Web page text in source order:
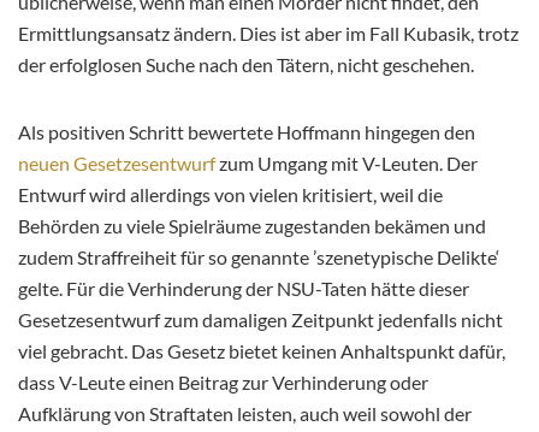
Ermittlungsansatz ändern. Dies ist aber im Fall Kubasik, trotz
der erfolglosen Suche nach den Tätern, nicht geschehen.
Als positiven Schritt bewertete Hoffmann hingegen den
neuen Gesetzesentwurfzum Umgang mit V-Leuten. Der
Entwurf wird allerdings von vielen kritisiert, weil die
Behörden zu viele Spielräume zugestanden bekämen und
zudemStraffreiheit für so genannte ’szenetypische Delikte‘
gelte. Für die Verhinderung der NSU-Taten hätte dieser
Gesetzesentwurf zum damaligen Zeitpunkt jedenfalls nicht
viel gebracht. Das Gesetz bietet keinen Anhaltspunkt dafür,
dass V-Leute einen Beitrag zur Verhinderung oder
Aufklärung von Straftaten leisten, auch weil sowohl der